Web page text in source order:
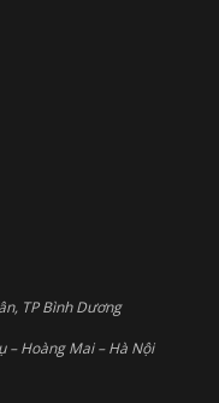
TP Bình Dương
– Hoàng Mai – Hà Nội